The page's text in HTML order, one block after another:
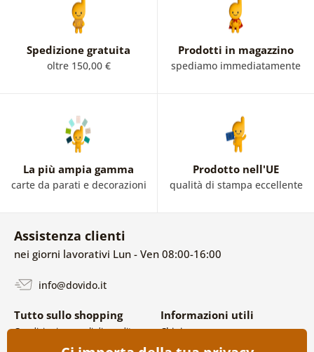
Spedizione gratuita
oltre 150,00 €
Prodotti in magazzino
spediamo immediatamente
La più ampia gamma
carte da parati e decorazioni
Prodotto nell'UE
qualità di stampa eccellente
Assistenza clienti
nei giorni lavorativi Lun - Ven 08:00-16:00
info@dovido.it
Tutto sullo shopping
Condizioni generali di vendita e
Informazioni utili
Chi siamo
FAQ